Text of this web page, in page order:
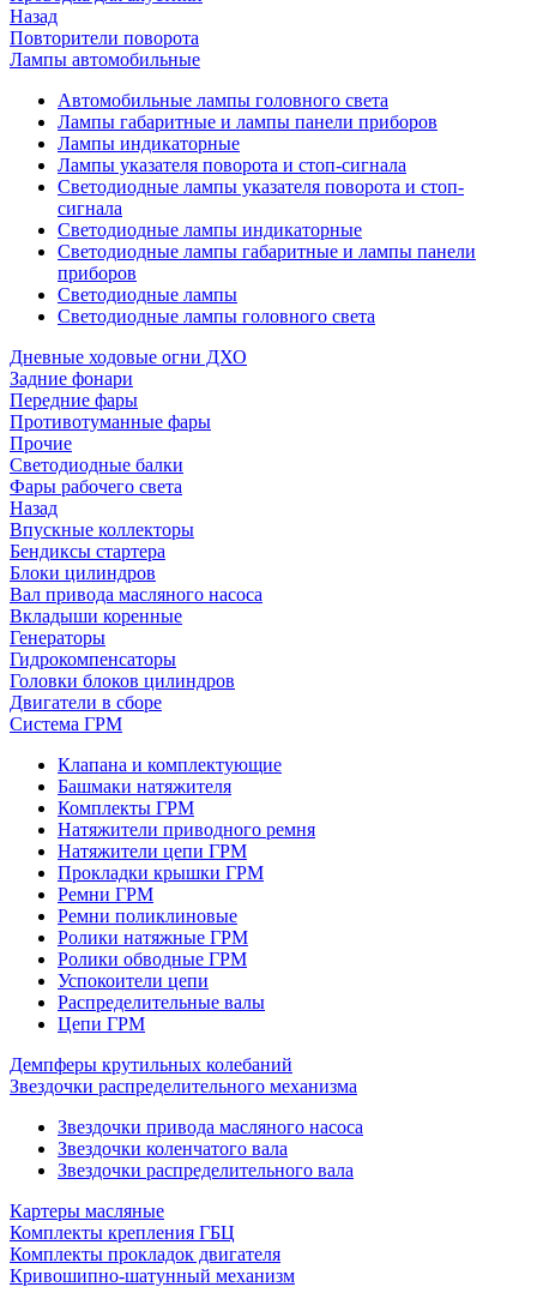
Назад
Повторители поворота
Лампы автомобильные
Автомобильные лампы головного света
Лампы габаритные и лампы панели приборов
Лампы индикаторные
Лампы указателя поворота и стоп-сигнала
Светодиодные лампы указателя поворота и стоп-
сигнала
Светодиодные лампы индикаторные
Светодиодные лампы габаритные и лампы панели
приборов
Светодиодные лампы
Светодиодные лампы головного света
Дневные ходовые огни ДХО
Задние фонари
Передние фары
Противотуманные фары
Прочие
Светодиодные балки
Фары рабочего света
Назад
Впускные коллекторы
Бендиксы стартера
Блоки цилиндров
Вал привода масляного насоса
Вкладыши коренные
Генераторы
Гидрокомпенсаторы
Головки блоков цилиндров
Двигатели в сборе
Система ГРМ
Клапана и комплектующие
Башмаки натяжителя
Комплекты ГРМ
Натяжители приводного ремня
Натяжители цепи ГРМ
Прокладки крышки ГРМ
Ремни ГРМ
Ремни поликлиновые
Ролики натяжные ГРМ
Ролики обводные ГРМ
Успокоители цепи
Распределительные валы
Цепи ГРМ
Демпферы крутильных колебаний
Звездочки распределительного механизма
Звездочки привода масляного насоса
Звездочки коленчатого вала
Звездочки распределительного вала
Картеры масляные
Комплекты крепления ГБЦ
Комплекты прокладок двигателя
Кривошипно-шатунный механизм